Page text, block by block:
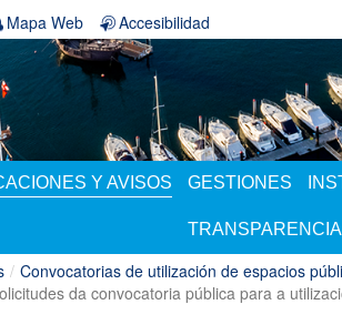
Mapa Web Accesibilidad
Y AVISOS GESTIONES
/ Convocatorias de utilización de espacios
da convocatoria pública para a